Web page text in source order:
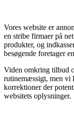
Vores website er
en stribe firmaer på
produkter, og
besøgende foretager
Viden omkring tilbud
rutinemæssigt, men vi
korrektioner der
websitets oplysninger.